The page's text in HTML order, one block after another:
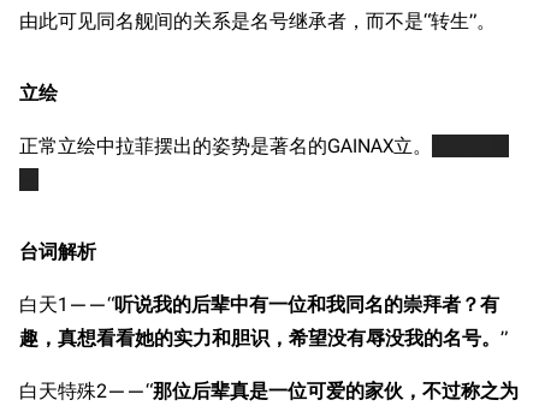
由此可见同名舰间的关系是名号继承者，而不是“转生”。
立绘
正常立绘中拉菲摆出的姿势是著名的GAINAX立。
台词解析
白天1——“听说我的后辈中有一位和我同名的崇拜者？有
趣，真想看看她的实力和胆识，希望没有辱没我的名号。 ”
白天特殊2——“那位后辈真是一位可爱的家伙，不过称之为